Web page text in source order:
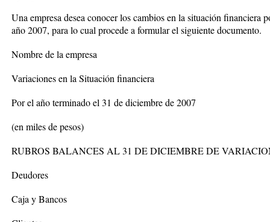
Una empresa desea conocer los cambios en la situación financiera
año 2007, para lo cual procede a formular el siguiente documento.
Nombre de la empresa
Variaciones en la Situación financiera
Por el año terminado el 31 de diciembre de 2007
(en miles de pesos)
RUBROS BALANCES AL 31 DE DICIEMBRE DE
Deudores
Caja y Bancos